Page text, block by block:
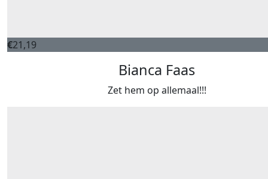
€21,19
Bianca Faas
Zet hem op allemaal!!!